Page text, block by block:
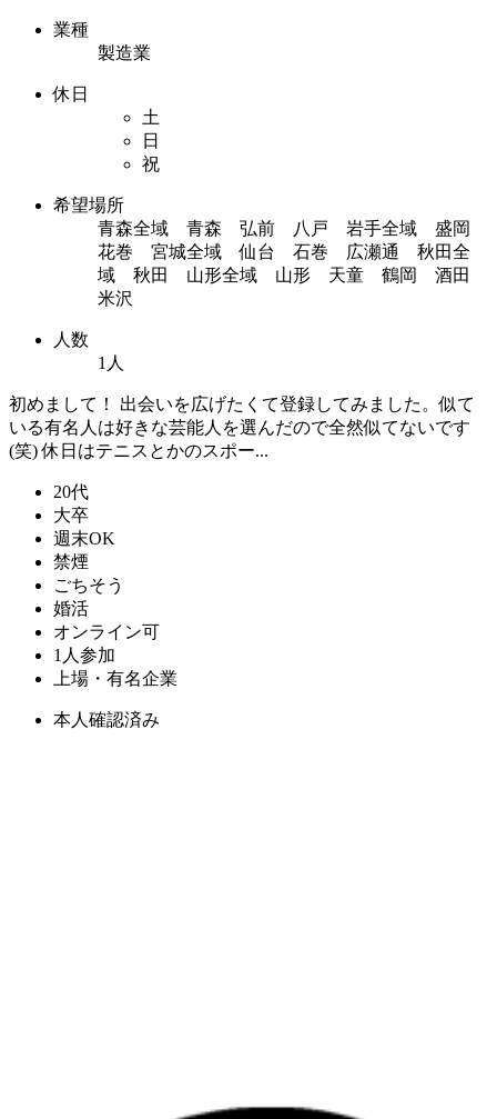
業種
製造業
休日
土
日
祝
希望場所
青森全域 青森 弘前 八戸 岩手全域 盛岡
花巻 宮城全域 仙台 石巻 広瀬通 秋田全
域 秋田 山形全域 山形 天童 鶴岡 酒田
米沢
人数
1人
初めまして！ 出会いを広げたくて登録してみました。似て
いる有名人は好きな芸能人を選んだので全然似てないです
(笑) 休日はテニスとかのスポー...
20代
大卒
週末OK
禁煙
ごちそう
婚活
オンライン可
1人参加
上場・有名企業
本人確認済み